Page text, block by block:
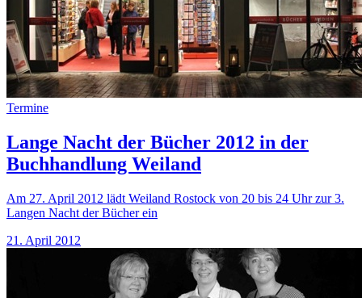
Termine
Lange Nacht der Bücher 2012 in der
Buchhandlung Weiland
Am 27. April 2012 lädt Weiland Rostock von 20 bis 24 Uhr zur 3.
Langen Nacht der Bücher ein
21. April 2012